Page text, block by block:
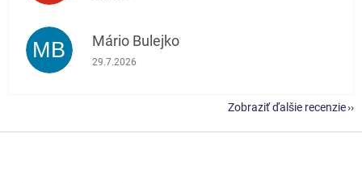
MB Mário Bulejko
Hodnotenie obchodu je 5 z 5 hviezdičiek.
29.7.2026
Zobraziť ďalšie recenzie